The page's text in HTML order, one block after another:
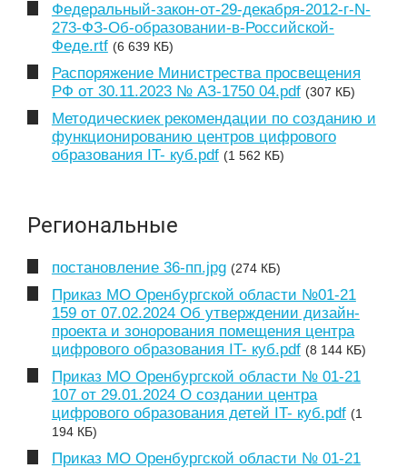
Федеральный-закон-от-29-декабря-2012-г-N-
273-ФЗ-Об-образовании-в-Российской-
Феде.rtf (6 639 КБ)
Распоряжение Министрества просвещения
РФ от 30.11.2023 № АЗ-1750 04.pdf (307 КБ)
Методическиек рекомендации по созданию и
функционированию центров цифрового
образования IT- куб.pdf (1 562 КБ)
Региональные
постановление 36-пп.jpg (274 КБ)
Приказ МО Оренбургской области №01-21
159 от 07.02.2024 Об утверждении дизайн-
проекта и зонорования помещения центра
цифрового образования IT- куб.pdf (8 144 КБ)
Приказ МО Оренбургской области № 01-21
107 от 29.01.2024 О создании центра
цифрового образования детей IT- куб.pdf (1
194 КБ)
Приказ МО Оренбургской области № 01-21